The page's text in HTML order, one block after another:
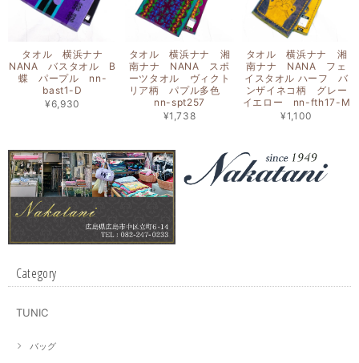
タオル 横浜ナナ
NANA バスタオル B
蝶 パープル nn-
bast1-D
¥6,930
タオル 横浜ナナ 湘
南ナナ NANA スポ
ーツタオル ヴィクト
リア柄 パプル多色
nn-spt257
¥1,738
タオル 横浜ナナ 湘
南ナナ NANA フェ
イスタオル ハーフ バ
ンザイネコ柄 グレー
イエロー nn-fth17-M
¥1,100
Category
TUNIC
バッグ